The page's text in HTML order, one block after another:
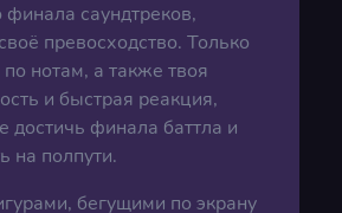
финала саундтреков,
превосходство. Только
нотам, а также твоя
и быстрая реакция,
достичь финала баттла и
на полпути.
бегущими по экрану